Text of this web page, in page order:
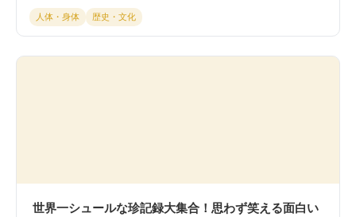
人体・身体 歴史・文化
世界一シュールな珍記録大集合！思わず笑える面白い